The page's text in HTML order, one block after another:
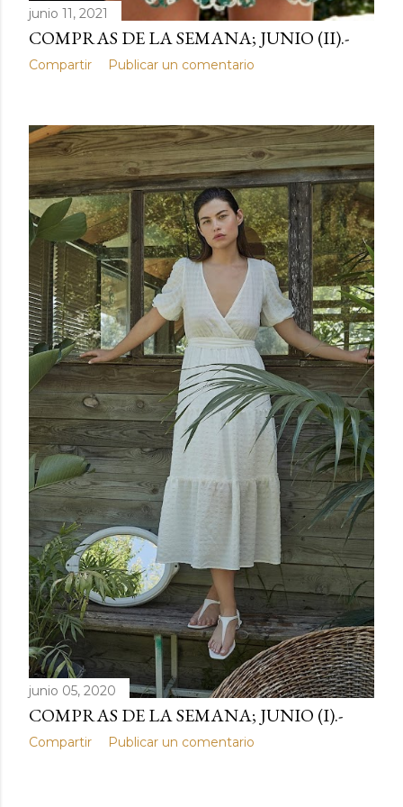
junio 11, 2021
COMPRAS DE LA SEMANA; JUNIO (II).-
Compartir Publicar un comentario
junio 05, 2020
COMPRAS DE LA SEMANA; JUNIO (I).-
Compartir Publicar un comentario